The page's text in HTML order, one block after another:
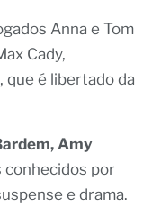
Anna e Tom
Cady,
que é libertado da
Amy
conhecidos por
e drama.